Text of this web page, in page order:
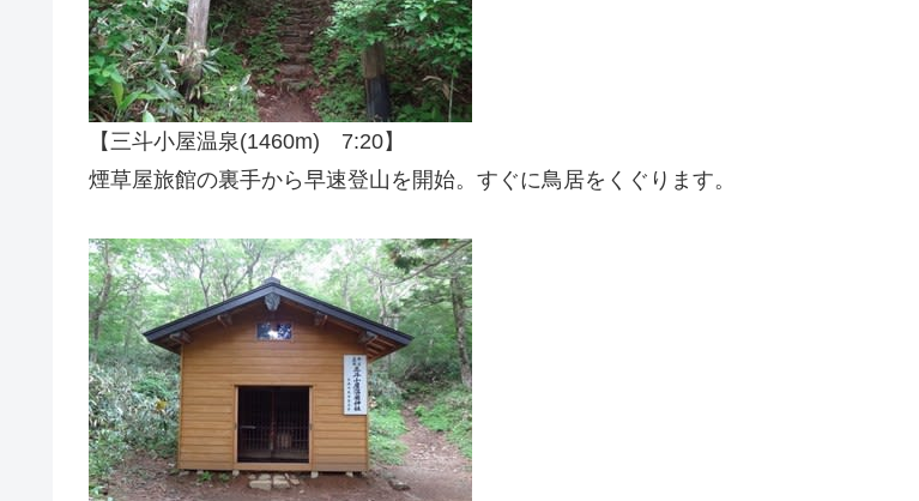
【三斗小屋温泉(1460m) 7:20】
煙草屋旅館の裏手から早速登山を開始。すぐに鳥居をくぐります。